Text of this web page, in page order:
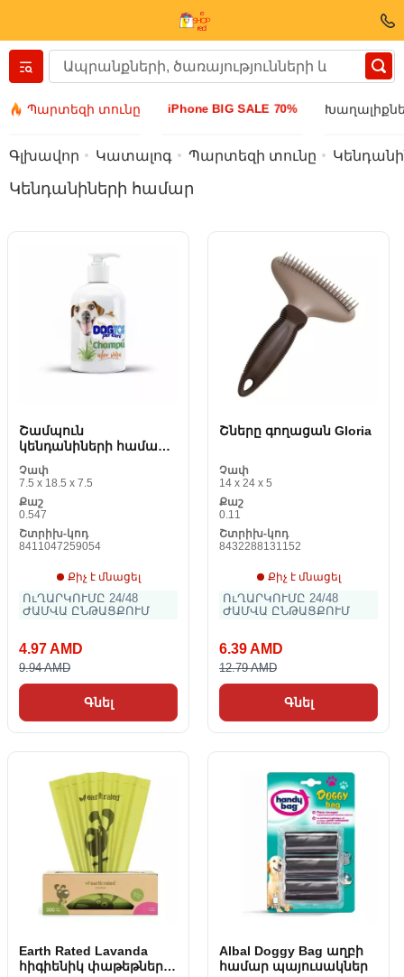
Պարտեզի տունը iPhone BIG SALE 70%
Вернуться назад
Աքսեսուարի
Բիզուտերիա
Ձեռքի ժամացույց
Գլխավոր Կատալոգ Պարտեզի տունը
Կենդանիների համար
Շամպուն
կենդանիների համար
Vera 500 ml
Չափ
7.5 x 18.5 x 7.5
Քաշ
0.547
Շտրիխ-կոդ
8411047259054
Քիչ է մնացել
ՈւՂԱՐԿՈՒՄԸ 24/48
ԺԱՄՎԱ ԸՆԹԱՑՔՈՒՄ
4.97 AMD
9.94 AMD
Գնել
Շները գողացան Gloria
Չափ
14 x 24 x 5
Քաշ
0.11
Շտրիխ-կոդ
8432288131152
Քիչ է մնացել
ՈւՂԱՐԿՈՒՄԸ 24/48
ԺԱՄՎԱ ԸՆԹԱՑՔՈՒՄ
6.39 AMD
12.79 AMD
Գնել
Earth Rated Lavanda
հիգիենիկ փաթեթները
Albal Doggy Bag աղբի
համար պայուսակներ